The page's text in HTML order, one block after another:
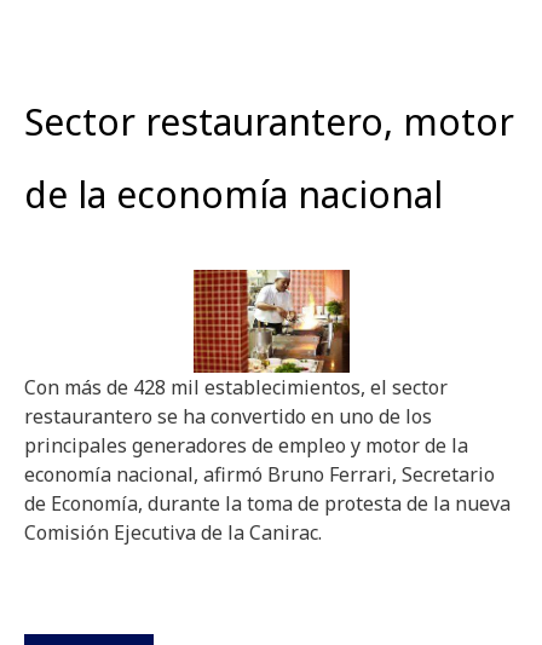
Sector restaurantero, motor
de la economía nacional
Con más de 428 mil establecimientos, el sector
restaurantero se ha convertido en uno de los
principales generadores de empleo y motor de la
economía nacional, afirmó Bruno Ferrari, Secretario
de Economía, durante la toma de protesta de la nueva
Comisión Ejecutiva de la Canirac.